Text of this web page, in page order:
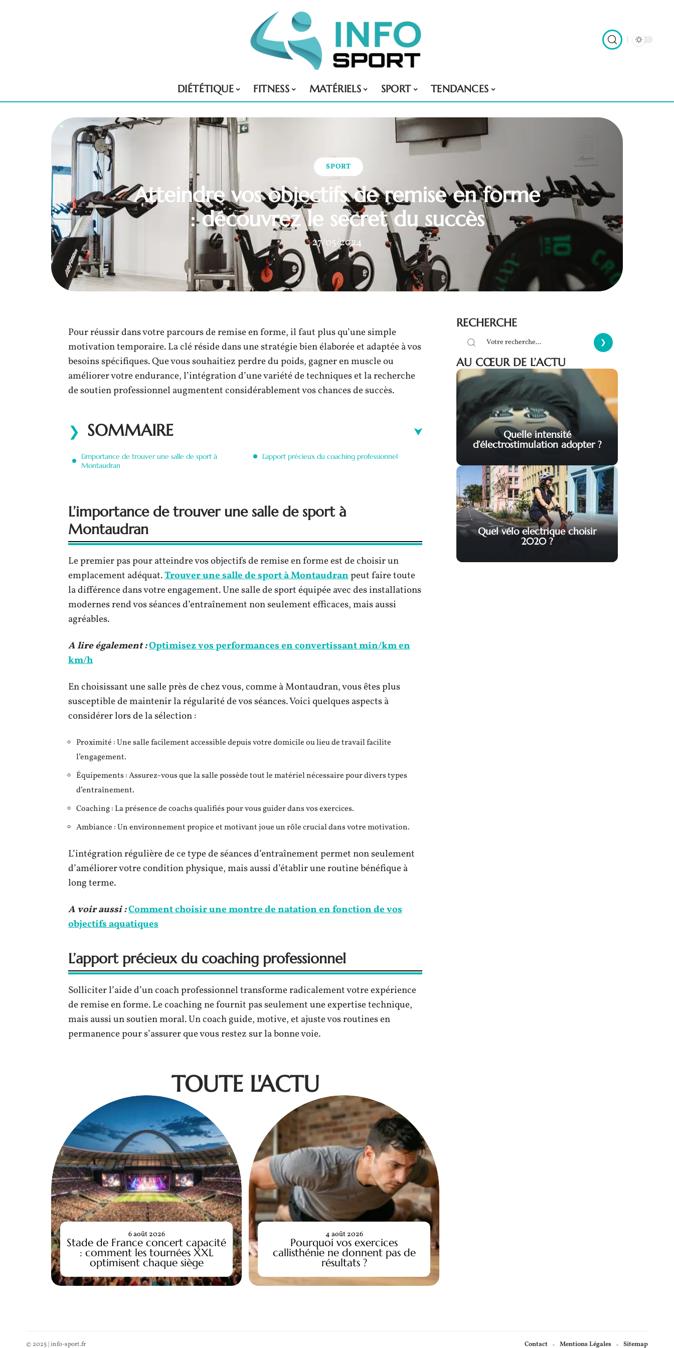
DIÉTÉTIQUE FITNESS MATÉRIELS SPORT TENDANCES
SPORT
Atteindre vos objectifs de remise en forme
: découvrez le secret du succès
27/05/2024
Pour réussir dans votre parcours de remise en forme, il faut plus qu’une simple
motivation temporaire. La clé réside dans une stratégie bien élaborée et adaptée à vos
besoins spécifiques. Que vous souhaitiez perdre du poids, gagner en muscle ou
améliorer votre endurance, l’intégration d’une variété de techniques et la recherche
de soutien professionnel augmentent considérablement vos chances de succès.
SOMMAIRE
L’importance de trouver une salle de sport à
Montaudran
L’apport précieux du coaching professionnel
L’importance de trouver une salle de sport à
Montaudran
Le premier pas pour atteindre vos objectifs de remise en forme est de choisir un
emplacement adéquat.Trouver une salle de sport à Montaudranpeut faire toute
la différence dans votre engagement. Une salle de sport équipée avec des installations
modernes rend vos séances d’entraînement non seulement efficaces, mais aussi
agréables.
A lire également :Optimisez vos performances en convertissant min/km en
km/h
En choisissant une salle près de chez vous, comme à Montaudran, vous êtes plus
susceptible de maintenir la régularité de vos séances. Voici quelques aspects à
considérer lors de la sélection :
Proximité : Une salle facilement accessible depuis votre domicile ou lieu de travail facilite
l’engagement.
Équipements : Assurez-vous que la salle possède tout le matériel nécessaire pour divers types
d’entraînement.
Coaching : La présence de coachs qualifiés pour vous guider dans vos exercices.
Ambiance : Un environnement propice et motivant joue un rôle crucial dans votre motivation.
L’intégration régulière de ce type de séances d’entraînement permet non seulement
d’améliorer votre condition physique, mais aussi d’établir une routine bénéfique à
long terme.
A voir aussi :Comment choisir une montre de natation en fonction de vos
objectifs aquatiques
L’apport précieux du coaching professionnel
Solliciter l’aide d’un coach professionnel transforme radicalement votre expérience
de remise en forme. Le coaching ne fournit pas seulement une expertise technique,
mais aussi un soutien moral. Un coach guide, motive, et ajuste vos routines en
permanence pour s’assurer que vous restez sur la bonne voie.
TOUTE L'ACTU
Stade de France concert capacité
: comment les tournées XXL
optimisent chaque siège
6 août 2026
Pourquoi vos exercices
callisthénie ne donnent pas de
résultats ?
4 août 2026
RECHERCHE
AU CŒUR DE L’ACTU
Quelle intensité
d’électrostimulation adopter ?
Quel vélo electrique choisir
2020 ?
© 2025 | info-sport.fr Contact Mentions Légales Sitemap